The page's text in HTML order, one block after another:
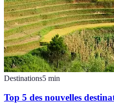
Destinations5 min
Top 5 des nouvelles